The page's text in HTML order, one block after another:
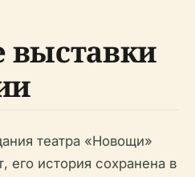
театра «Новощи»
его история сохранена в